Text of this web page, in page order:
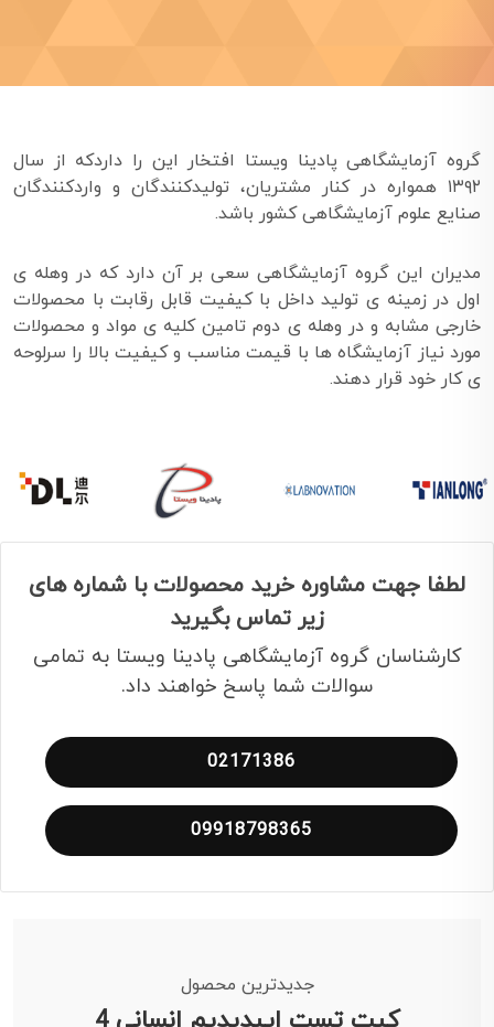
گروه آزمایشگاهی پادینا ویستا افتخار این را داردکه از سال
۱۳۹۲ همواره در کنار مشتریان، تولیدکنندگان و واردکنندگان
صنایع علوم آزمایشگاهی کشور باشد.
مدیران این گروه آزمایشگاهی سعی بر آن دارد که در وهله ی
اول در زمینه ی تولید داخل با کیفیت قابل رقابت با محصولات
خارجی مشابه و در وهله ی دوم تامین کلیه ی مواد و محصولات
مورد نیاز آزمایشگاه ها با قیمت مناسب و کیفیت بالا را سرلوحه
ی کار خود قرار دهند.
لطفا جهت مشاوره خرید محصولات با شماره های
زیر تماس بگیرید
کارشناسان گروه آزمایشگاهی پادینا ویستا به تمامی
سوالات شما پاسخ خواهند داد.
02171386
09918798365
جدیدترین محصول